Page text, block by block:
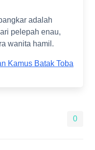
adalah
pelepah enau,
wanita hamil.
Kamus Batak Toba
0